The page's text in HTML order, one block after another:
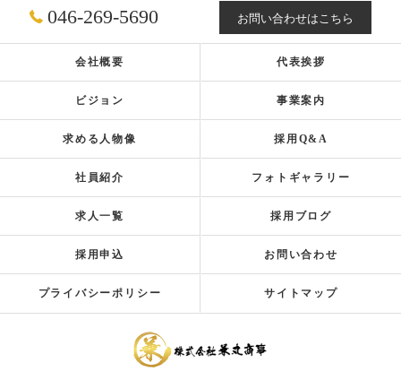
046-269-5690 お問い合わせはこちら
会社概要 代表挨拶
ビジョン 事業案内
求める人物像 採用Q&A
社員紹介 フォトギャラリー
求人一覧 採用ブログ
採用申込 お問い合わせ
プライバシーポリシー サイトマップ